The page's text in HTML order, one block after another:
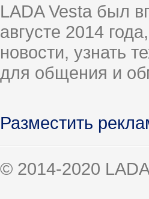
LADA Vesta был
августе 2014
новости, узнать
для общения и
Разместить
© 2014-2020